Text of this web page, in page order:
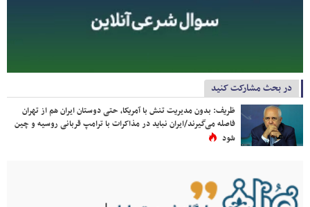
در بحث مشارکت کنید
ظریف: بدون مدیریت تنش با آمریکا، حتی دوستان ایران هم از تهران
فاصله می‌گیرند/ایران نباید در مذاکرات با ترامپ قربانی روسیه و چین
شود